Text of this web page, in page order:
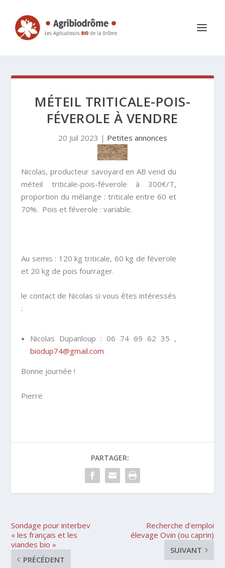
MÉTEIL TRITICALE-POIS-
FÉVEROLE À VENDRE
20 Juil 2023 | Petites annonces
Nicolas, producteur savoyard en AB vend du
méteil triticale-pois-féverole à 300€/T,
proportion du mélange : triticale entre 60 et
70%. Pois et féverole : variable.
Au semis : 120 kg triticale, 60 kg de féverole
et 20 kg de pois fourrager.
le contact de Nicolas si vous êtes intéressés
:
Nicolas Dupanloup : 06 74 69 62 35 ,
biodup74@gmail.com
Bonne journée !
Pierre
PARTAGER:
Sondage pour interbev
« les français et les
viandes bio »
PRÉCÉDENT
Recherche d’emploi
élevage Ovin (ou caprin)
SUIVANT